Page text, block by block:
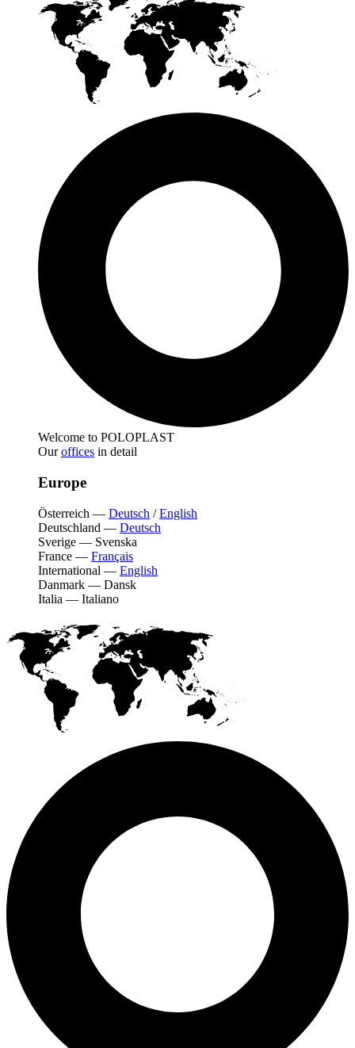
Welcome to POLOPLAST
Ouroffices in detail
Europe
Österreich — Deutsch /English
Deutschland — Deutsch
Sverige — Svenska
France — Français
International — English
Danmark — Dansk
Italia — Italiano